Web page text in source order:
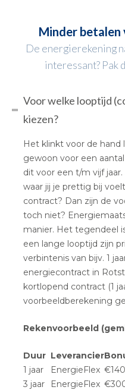
Minder betalen
De energierekening
interessant? Pak
Voor welke looptijd
kiezen?
Het klinkt voor de
gewoon voor een
dit voor een t/m vijf
waar jij je prettig bij
contract? Dan zijn de
toch niet?
manier. Het tegendeel
een lange looptijd zijn
verbintenis van bijv. 1
energiecontract in
kortlopend contract (1
voorbeeldberekening
Rekenvoorbeeld
Duur Leverancier
1 jaar
EnergieFlex €140
3 jaar
EnergieFlex